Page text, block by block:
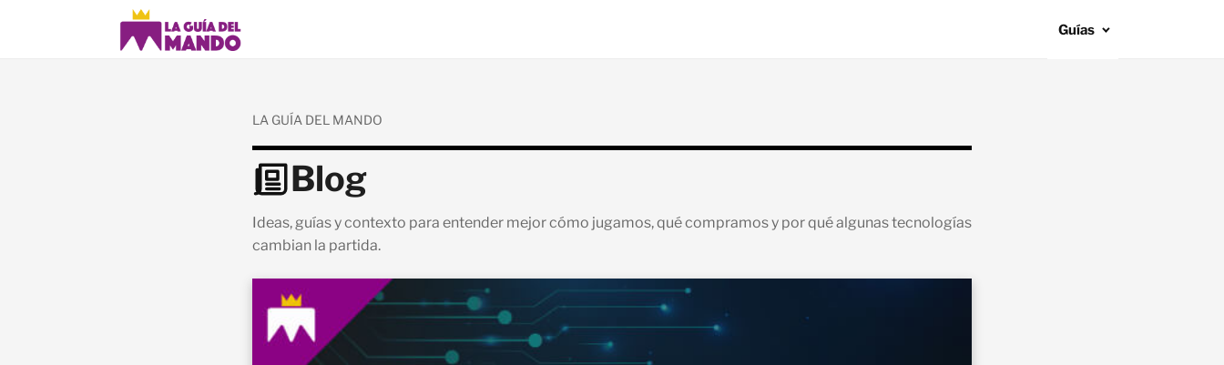
Guías
LA GUÍA DEL MANDO
Blog
Ideas, guías y contexto para entender mejor cómo jugamos, qué compramos y por qué algunas tecnologías
cambian la partida.